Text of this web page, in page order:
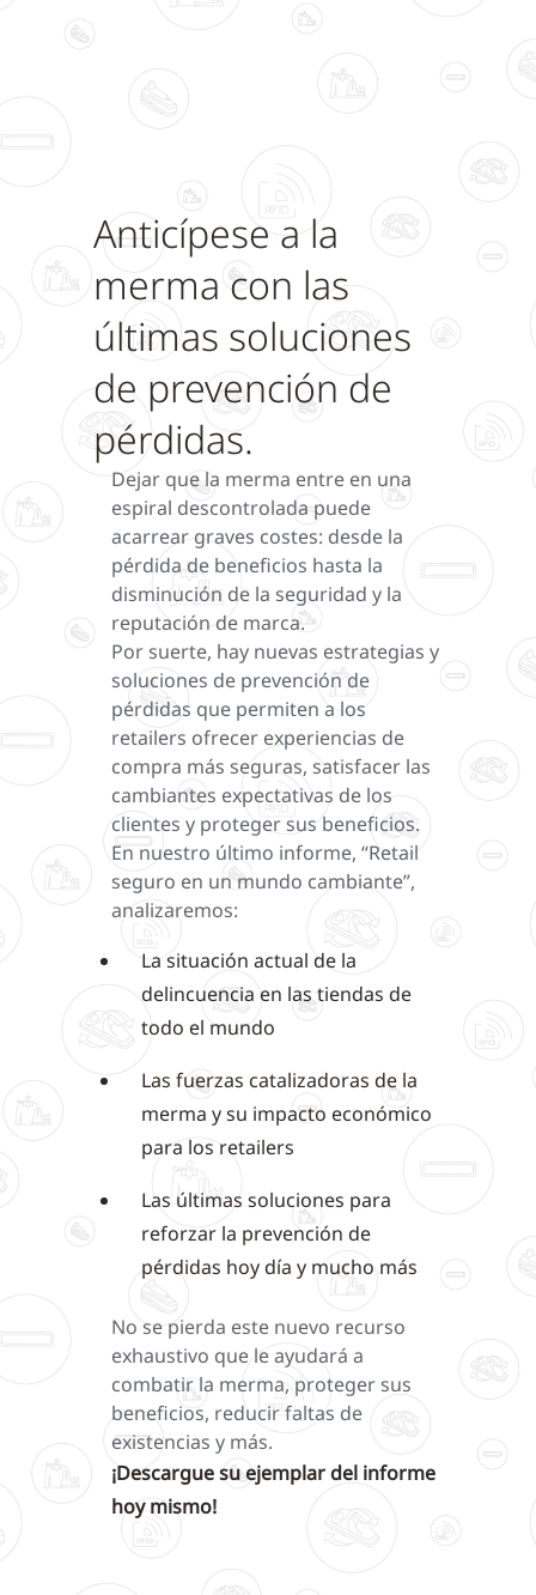
Anticípese a la
merma con las
últimas soluciones
de prevención de
pérdidas.
Dejar que la merma entre en una
espiral descontrolada puede
acarrear graves costes: desde la
pérdida de beneficios hasta la
disminución de la seguridad y la
reputación de marca.
Por suerte, hay nuevas estrategias y
soluciones de prevención de
pérdidas que permiten a los
retailers ofrecer experiencias de
compra más seguras, satisfacer las
cambiantes expectativas de los
clientes y proteger sus beneficios.
En nuestro último informe, “Retail
seguro en un mundo cambiante”,
analizaremos:
La situación actual de la
delincuencia en las tiendas de
todo el mundo
Las fuerzas catalizadoras de la
merma y su impacto económico
para los retailers
Las últimas soluciones para
reforzar la prevención de
pérdidas hoy día y mucho más
No se pierda este nuevo recurso
exhaustivo que le ayudará a
combatir la merma, proteger sus
beneficios, reducir faltas de
existencias y más.
¡Descargue su ejemplar del informe
hoy mismo!